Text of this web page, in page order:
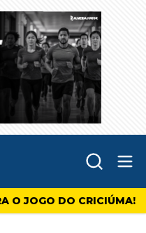
O JOGO DO CRICIÚMA!